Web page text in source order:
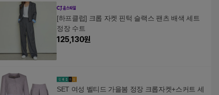
[하프클럽] 크롭 자켓 핀턱 슬랙스 팬츠 배색 세트
정장 수트
125,130원
SET 여성 벨티드 가을봄 정장 크롭자켓+스커트 세